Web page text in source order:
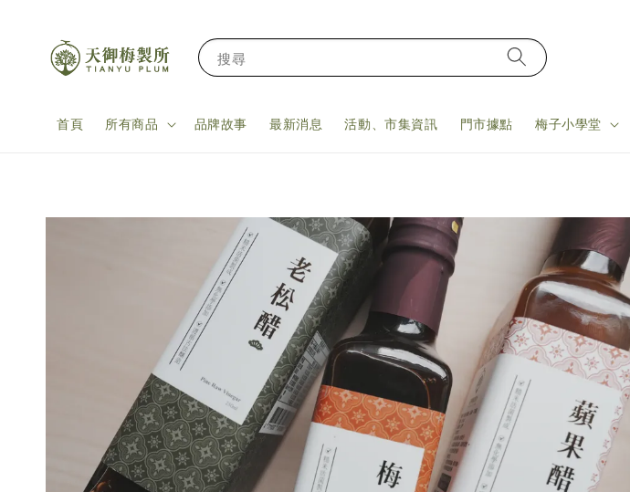
搜尋
首頁 所有商品 品牌故事 最新消息 活動、市集資訊 門市據點 梅子小學堂